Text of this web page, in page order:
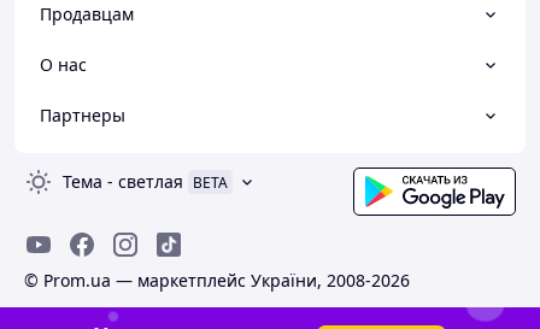
Продавцам
О нас
Партнеры
Тема - светлая BETA
© Prom.ua — маркетплейс України, 2008-2026